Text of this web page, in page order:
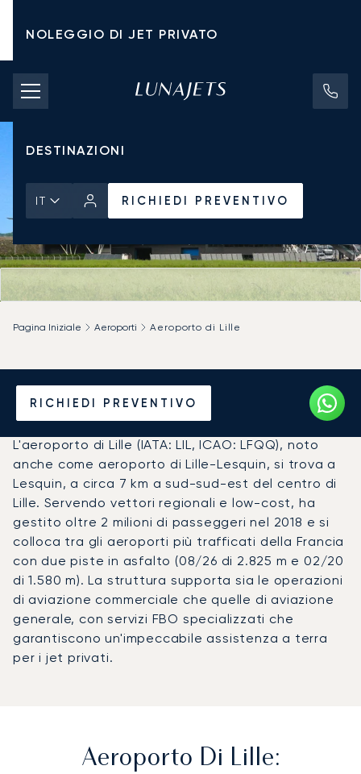
NOLEGGIO DI JET PRIVATO
TARIFFE DI NOLEGGIO
JET PRIVATI
DESTINAZIONI
IT RICHIEDI PREVENTIVO
RICHIEDI PREVENTIVO
Pagina Iniziale Aeroporti Aeroporto di Lille
Noleggio jet privato per
l'Aeroporto di Lille (LIL)
L'aeroporto di Lille (IATA: LIL, ICAO: LFQQ), noto
anche come aeroporto di Lille-Lesquin, si trova a
Lesquin, a circa 7 km a sud-sud-est del centro di
Lille. Servendo vettori regionali e low-cost, ha
gestito oltre 2 milioni di passeggeri nel 2018 e si
colloca tra gli aeroporti più trafficati della Francia
con due piste in asfalto (08/26 di 2.825 m e 02/20
di 1.580 m). La struttura supporta sia le operazioni
di aviazione commerciale che quelle di aviazione
generale, con servizi FBO specializzati che
garantiscono un'impeccabile assistenza a terra
per i jet privati.
Aeroporto Di Lille: